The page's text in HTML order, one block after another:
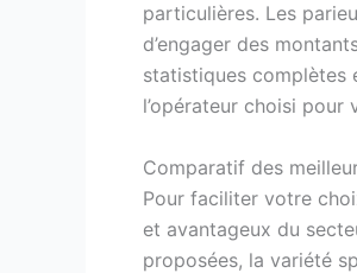
particulières. Les
d’engager des
statistiques complètes
l’opérateur choisi pour
Comparatif des
Pour faciliter votre
et avantageux du
proposées, la variété